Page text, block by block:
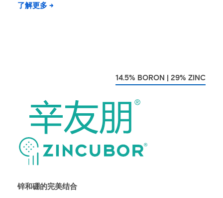
了解更多 →
14.5% BORON | 29% ZINC
锌和硼的完美结合